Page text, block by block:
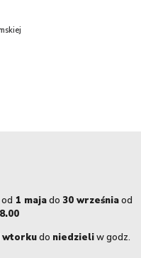
1 majado 30 wrześniaod
wtorkudo niedzieliw godz.